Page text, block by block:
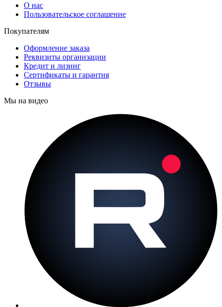
О нас
Пользовательское соглашение
Покупателям
Оформление заказа
Реквизиты организации
Кредит и лизинг
Сертификаты и гарантия
Отзывы
Мы на видео